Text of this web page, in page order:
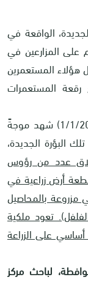
الواقعة في
على المزارعين في
هؤلاء المستعمرين
رقعة المستعمرات
يُذكر أنه في صباح يوم الأربعاء الموافق (1/1/2025) شهد موجةً
البؤرة الجديدة،
عدد من رؤوس
لترعى في قطعة أرض زراعية في
70 دونماً، وهي مزروعة بالمحاصيل
تعود ملكية
على الزراعة
لباحث مركز